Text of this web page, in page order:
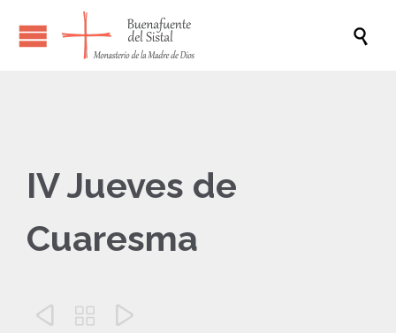

IV Jueves de
Cuaresma
  